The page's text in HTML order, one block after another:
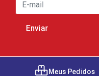
Meus Pedidos